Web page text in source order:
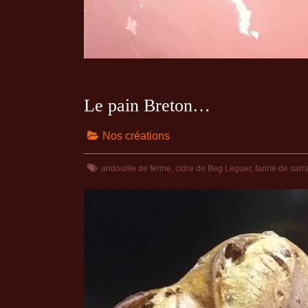
Le pain Breton…
Nos créations
andouille de ferme, cidre de Beg Leguer, farine de